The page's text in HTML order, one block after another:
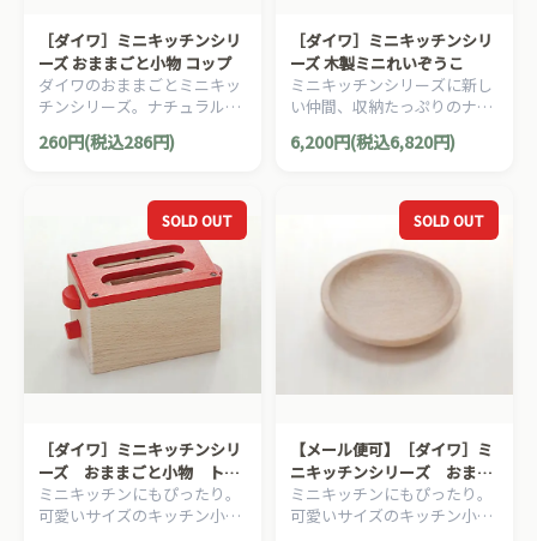
［ダイワ］ミニキッチンシリ
ーズ おままごと小物 コップ
ダイワのおままごとミニキッ
チンシリーズ。ナチュラルで
かわいらしいミニサイズの食
器＆調理器具です。
260円(税込286円)
［ダイワ］ミニキッチンシリ
ーズ 木製ミニれいぞうこ
ミニキッチンシリーズに新し
い仲間、収納たっぷりのナチ
ュラルな木製冷蔵庫が加わり
ました！冷蔵庫があれば、お
6,200円(税込6,820円)
SOLD OUT
［ダイワ］ミニキッチンシリ
ーズ おままごと小物 トー
スター
ミニキッチンにもぴったり。
可愛いサイズのキッチン小物
SOLD OUT
【メール便可】［ダイワ］ミ
ニキッチンシリーズ おまま
ごと小物 皿（小）
ミニキッチンにもぴったり。
可愛いサイズのキッチン小物